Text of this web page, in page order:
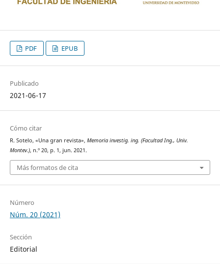
PDF EPUB
Publicado
2021-06-17
Cómo citar
R. Sotelo, «Una gran revista», Memoria investig. ing. (Facultad Ing., Univ.
Montev.), n.º 20, p. 1, jun. 2021.
Más formatos de cita
Número
Núm. 20 (2021)
Sección
Editorial